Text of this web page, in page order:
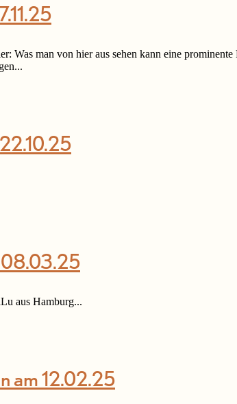
Was man von hier aus sehen kann eine
08.03.25
aus Hamburg...
am 12.02.25